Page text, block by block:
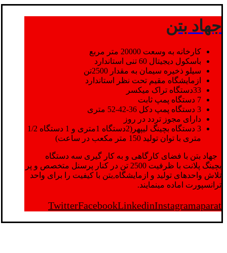
جهاد بتن
کارخانه به وسعت 20000 متر مربع
باسکول دیجیتال 60 تنی استاندارد
سیلو ذخیره سیمان به مقدار 2500تن
ازمایشگاه مقیم تحت نظر استاندارد
33دستگاه تراک میکسر
7 دستگاه پمپ ثابت
3 دستگاه پمپ دکل 36-42-52 متری
دارای مجوز تردد در روز
3 دستگاه بچینگ لیپهر(2دستگاه 1متری و 1 دستگاه 1/2
متری با توان تولید 150 متر مکعب در ساعت)
جهاد بتن با فضای کارگاهی و به کار گیری سه دستگاه
بچینگ پلانت با ظرفیت 2500 تن در کنار پرسنل متخصص و پر
تلاش واحدهای تولید و ازمایشگاه,بتن با کیفیت را برای واحد
ترانسپورت اماده مینمایند.
TwitterFacebookLinkedinInstagramaparat